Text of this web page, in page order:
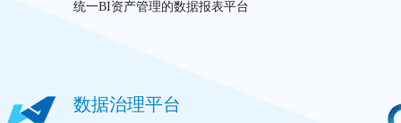
统一BI资产管理的数据报表平台
数据治理平台